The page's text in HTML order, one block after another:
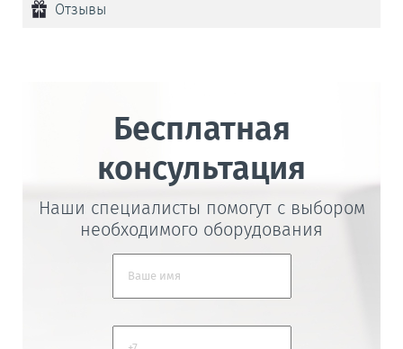
Отзывы
Бесплатная
консультация
Наши специалисты помогут с выбором
необходимого оборудования